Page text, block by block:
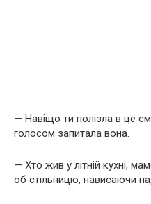
— Навіщо ти полізла в це
голосом запитала вона.
— Хто жив у літній кухні,
об стільницю, нависаючи